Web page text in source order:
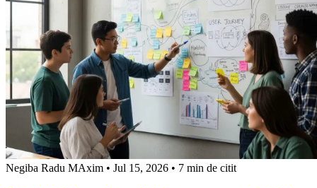
Negiba Radu MAxim • Jul 15, 2026 • 7 min de citit